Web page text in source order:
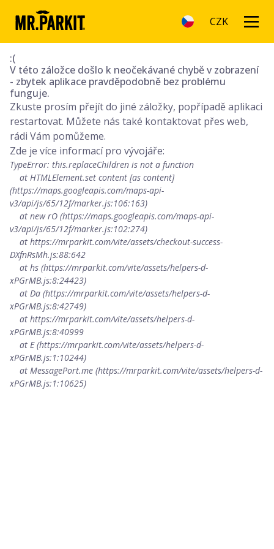
CZK
:(
V této záložce došlo k neočekávané chybě v zobrazení
- zbytek aplikace pravděpodobně bez problému
funguje.
Zkuste prosím přejít do jiné záložky, popřípadě aplikaci
restartovat. Můžete nás také kontaktovat přes web,
rádi Vám pomůžeme.
Zde je více informací pro vývojáře:
TypeError: this.replaceChildren is not a function
(https://maps.googleapis.com/maps-api-
v3/api/js/65/12f/marker.js:106:163)
v3/api/js/65/12f/marker.js:102:274)
DXfnRsMh.js:88:642
xPGrMB.js:8:24423)
xPGrMB.js:8:42749)
xPGrMB.js:8:40999
xPGrMB.js:1:10244)
xPGrMB.js:1:10625)